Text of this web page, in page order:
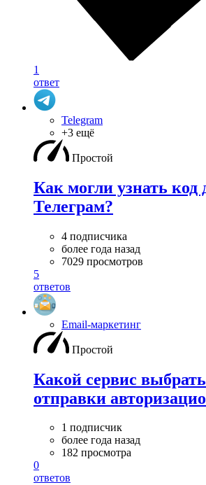
1
ответ
Telegram
+3 ещё
Простой
Как могли узнать код
Телеграм?
4 подписчика
более года назад
7029 просмотров
5
ответов
Email-маркетинг
Простой
Какой сервис
отправки
1 подписчик
более года назад
182 просмотра
0
ответов